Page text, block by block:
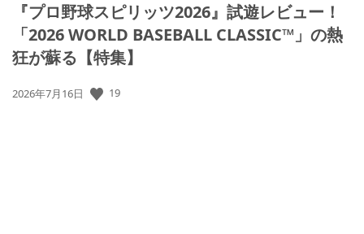
『プロ野球スピリッツ2026』試遊レビュー！
「2026 WORLD BASEBALL CLASSIC™」の熱
狂が蘇る【特集】
公
2026年7月16日 19